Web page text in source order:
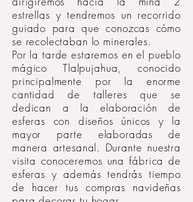
estrellas y tendremos un recorrido
guiado para que conozcas cómo
se recolectaban lo minerales.
Por la tarde estaremos en el pueblo
mágico Tlalpujahua, conocido
principalmente por la enorme
cantidad de talleres que se
dedican a la elaboración de
esferas con diseños únicos y la
mayor parte elaboradas de
manera artesanal. Durante nuestra
visita conoceremos una fábrica de
esferas y además tendrás tiempo
de hacer tus compras navideñas